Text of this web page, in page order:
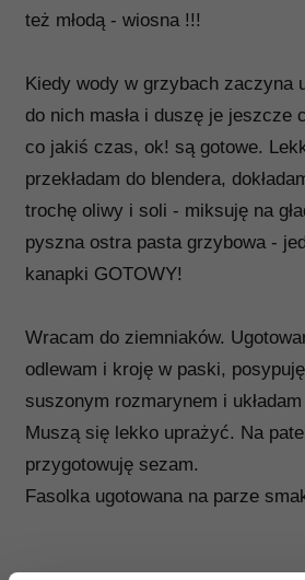
też młodą - wiosna !!!
Kiedy wody w grzybach zaczyna
do nich masła i duszę je jeszcze
co jakiś czas, ok! są gotowe.
przekładam do blendera,
trochę oliwy i soli - miksuję na
pyszna ostra pasta grzybowa -
kanapki GOTOWY!
Wracam do ziemniaków.
odlewam i kroję w paski,
suszonym rozmarynem i
Muszą się lekko uprażyć. Na
przygotowuję sezam.
Fasolka ugotowana na parze